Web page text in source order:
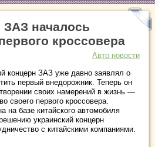
началось
кроссовера
Авто новости
концерн ЗАЗ уже давно заявлял о
первый внедорожник. Теперь он
своих намерений в жизнь —
своего первого кроссовера.
на базе китайского автомобиля
украинский концерн
с китайскими компаниями.